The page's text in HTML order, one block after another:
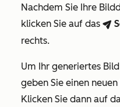
Nachdem Sie Ihre
klicken Sie auf das breezeSendIcon
rechts.
Um Ihr generiertes
geben Sie einen neuen
Klicken Sie dann auf